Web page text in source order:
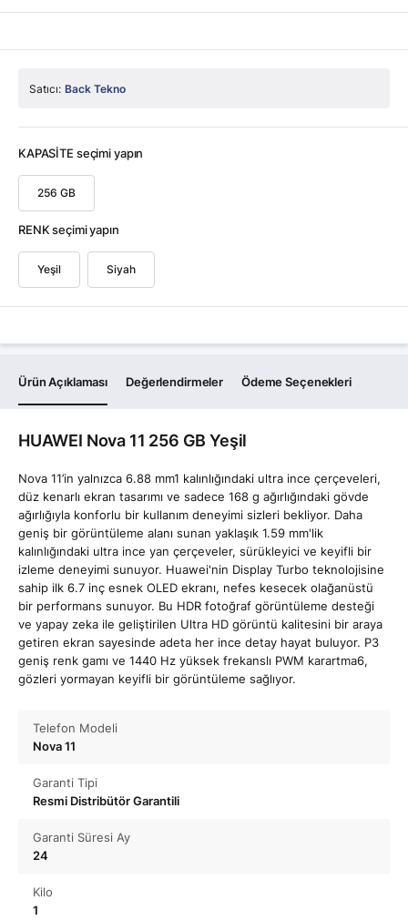
Satıcı: Back Tekno
KAPASİTE seçimi yapın
256 GB
RENK seçimi yapın
Yeşil Siyah
Ürün Açıklaması Değerlendirmeler Ödeme Seçenekleri
HUAWEI Nova 11 256 GB Yeşil
Nova 11’in yalnızca 6.88 mm⁠1 kalınlığındaki ultra ince çerçeveleri,
düz kenarlı ekran tasarımı ve sadece 168 g ağırlığındaki gövde
ağırlığıyla konforlu bir kullanım deneyimi sizleri bekliyor⁠. Daha
geniş bir görüntüleme alanı sunan yaklaşık 1.59 mm'lik⁠
kalınlığındaki ultra ince yan çerçeveler, sürükleyici ve keyifli bir
izleme deneyimi sunuyor. Huawei'nin Display Turbo teknolojisine
sahip ilk 6.7 inç⁠ esnek OLED ekranı, nefes kesecek olağanüstü
bir performans sunuyor. Bu HDR fotoğraf görüntüleme desteği
ve yapay zeka ile geliştirilen Ultra HD görüntü kalitesini bir araya
getiren ekran sayesinde adeta her ince detay hayat buluyor. P3
geniş renk gamı ve 1440 Hz yüksek frekanslı PWM karartma⁠6,
gözleri yormayan keyifli bir görüntüleme sağlıyor.
Telefon Modeli
Nova 11
Garanti Tipi
Resmi Distribütör Garantili
Garanti Süresi Ay
24
Kilo
1